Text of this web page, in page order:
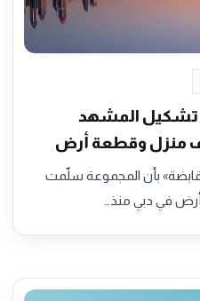
تشكيل المشهد
بأن المجموعة سلّمت